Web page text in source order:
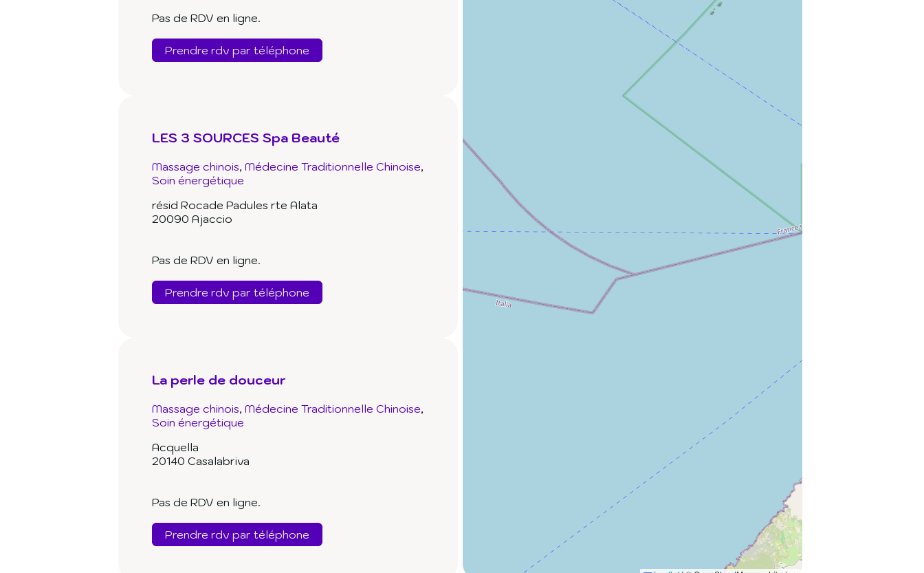
Pas de RDV en ligne.
Prendre rdv par téléphone
LES 3 SOURCES Spa Beauté
Massage chinois Médecine Traditionnelle Chinoise
Soin énergétique
résid Rocade Padules rte Alata
20090 Ajaccio
Pas de RDV en ligne.
Prendre rdv par téléphone
La perle de douceur
Massage chinois Médecine Traditionnelle Chinoise
Soin énergétique
Acquella
20140 Casalabriva
Pas de RDV en ligne.
Prendre rdv par téléphone